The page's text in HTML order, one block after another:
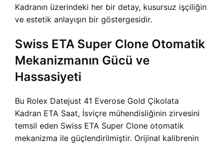
Kadranın üzerindeki her bir detay, kusursuz işçiliğin
ve estetik anlayışın bir göstergesidir.
Swiss ETA Super Clone Otomatik
Mekanizmanın Gücü ve
Hassasiyeti
Bu Rolex Datejust 41 Everose Gold Çikolata
Kadran ETA Saat, İsviçre mühendisliğinin zirvesini
temsil eden Swiss ETA Super Clone otomatik
mekanizma ile güçlendirilmiştir. Orijinal kalibrenin